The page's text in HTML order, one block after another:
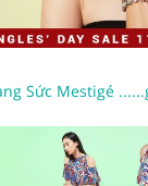
Sức Mestigé